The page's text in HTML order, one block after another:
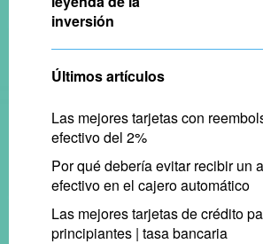
inversión
Últimos artículos
Las mejores tarjetas con
efectivo del 2%
Por qué debería evitar recibir un
efectivo en el cajero automático
Las mejores tarjetas de crédito
principiantes | tasa bancaria